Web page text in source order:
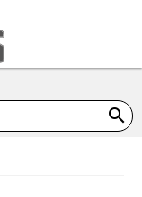
search